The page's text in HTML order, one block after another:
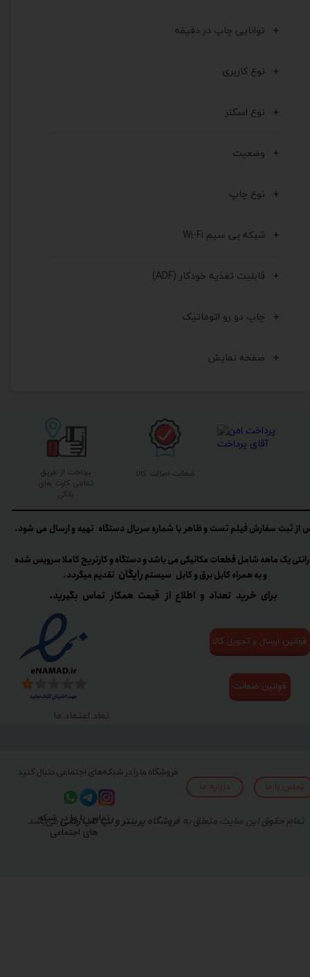
توانایی چاپ در دقیقه
نوع کاربری
نوع اسکنر
وضعیت
نوع چاپ
شبکه بی سیم Wi-Fi
قابلیت تغذیه خودکار (ADF)
چاپ دو رو اتوماتیک
صفحه نمایش
تمام حقوق این سایت متعلق به فروشگاهپرینتر و لپ تاپ زمانی می‌باشد.
پرداخت از طریق
تمامی کارت های
بانکی
ضمانت اصالت کالا
فروشگاه ما را در شبکه‌های اجتماعی دنبال کنید:
نماد اعتماد ما
تماس با ما درباره ما
برای خرید تعداد و اطلاع از قیمت همکار تماس بگیرید.
از ثبت سفارش فیلم تست و ظاهر با شماره سریال دستگاه تهیه و ارسال می شود.
تماس با ما در شبکه
های اجتماعی
یک ماهه شامل قطعات مکانیکی می باشد و دستگاه و کارتریج کاملا سرویس شده
و به همراه کابل برق و کابل سیستم رایگان تقدیم میگردد.​​​​​​​
قوانین ارسال و تحویل کالا
قوانین ضمانت